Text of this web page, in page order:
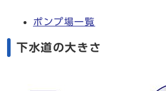
ポンプ場一覧
下水道の大きさ